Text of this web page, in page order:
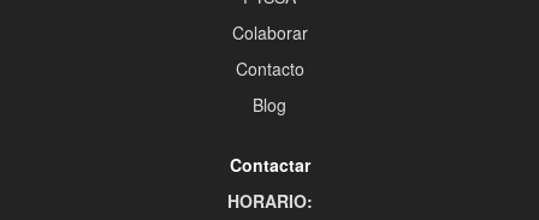
Colaborar
Contacto
Blog
Contactar
HORARIO: